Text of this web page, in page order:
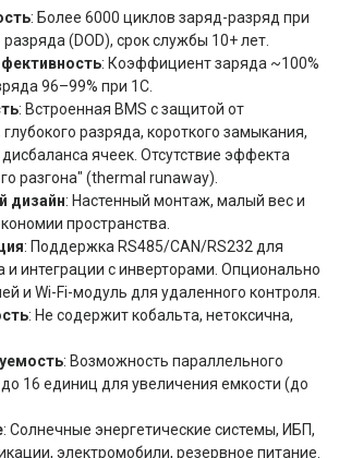
: Более 6000 циклов заряд-разряд при
разряда (DOD), срок службы 10+ лет.
: Коэффициент заряда ~100%
96–99% при 1C.
: Встроенная BMS с защитой от
разряда, короткого замыкания,
ячеек. Отсутствие эффекта
разгона" (thermal runaway).
дизайн: Настенный монтаж, малый вес и
пространства.
: Поддержка RS485/CAN/RS232 для
и интеграции с инверторами. Опционально
и Wi-Fi-модуль для удаленного контроля.
: Не содержит кобальта, нетоксична,
: Возможность параллельного
16 единиц для увеличения емкости (до
: Солнечные энергетические системы, ИБП,
электромобили, резервное питание.